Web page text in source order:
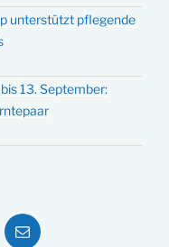
unterstützt pflegende
13. September:
E-